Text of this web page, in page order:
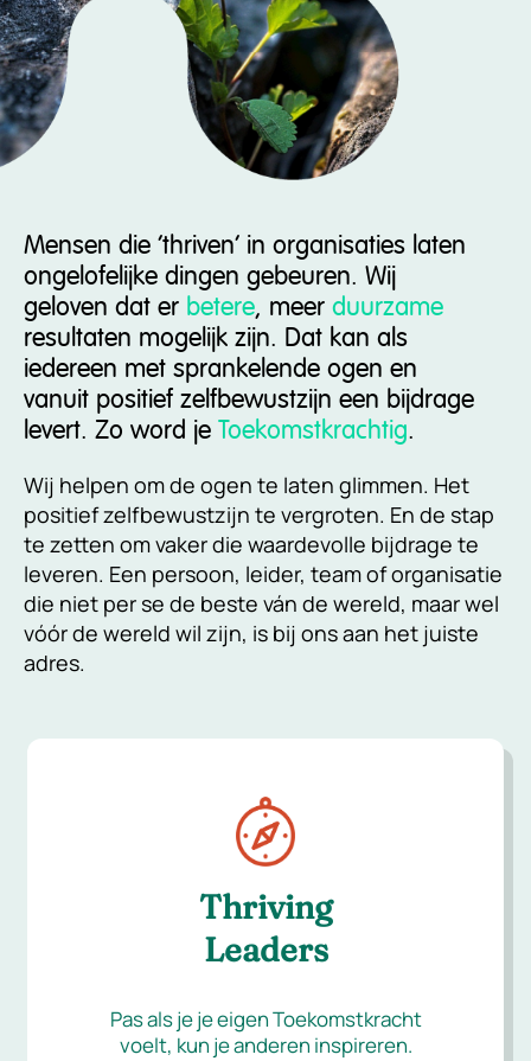
Mensen die ‘thriven‘ in organisaties laten
ongelofelijke dingen gebeuren. Wij
geloven dat er betere, meer duurzame
resultaten mogelijk zijn. Dat kan als
iedereen met sprankelende ogen en
vanuit positief zelfbewustzijn een bijdrage
levert. Zo word je Toekomstkrachtig.
Wij helpen om de ogen te laten glimmen. Het
positief zelfbewustzijn te vergroten. En de stap
te zetten om vaker die waardevolle bijdrage te
leveren. Een persoon, leider, team of organisatie
die niet per se de beste ván de wereld, maar wel
vóór de wereld wil zijn, is bij ons aan het juiste
adres.
Thriving
Leaders
Pas als je je eigen Toekomstkracht
voelt, kun je anderen inspireren.